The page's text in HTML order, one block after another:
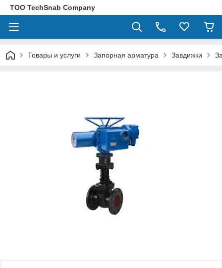
ТОО TechSnab Company
Товары и услуги Запорная арматура Завдижки